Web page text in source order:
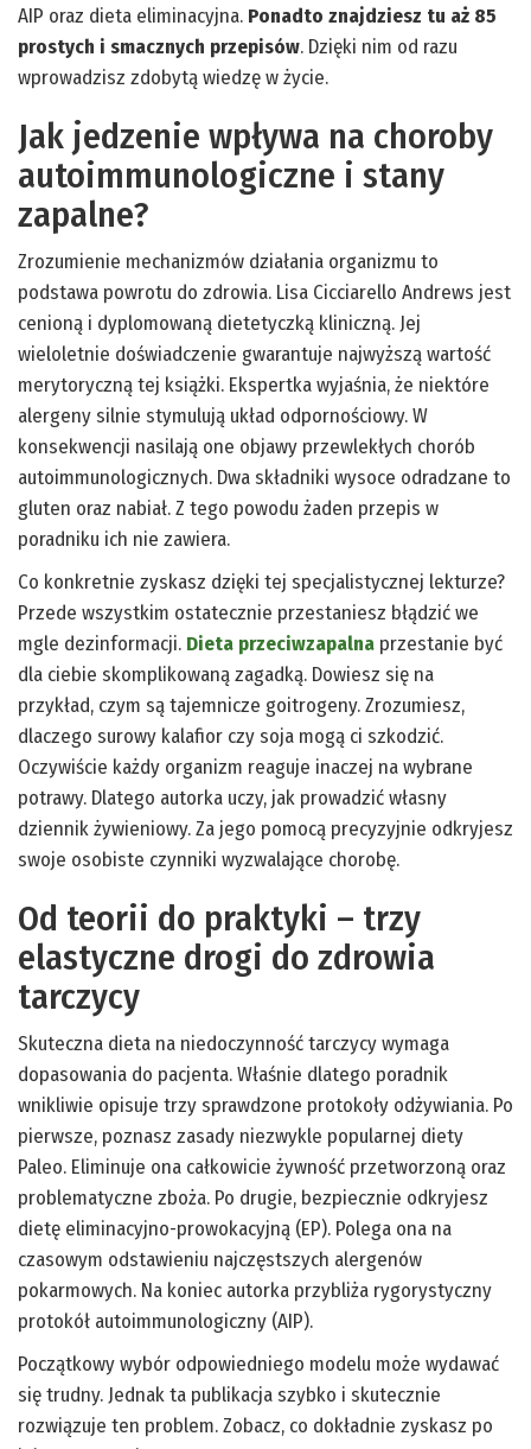
AIP oraz dieta eliminacyjna. Ponadto znajdziesz tu aż 85
prostych i smacznych przepisów. Dzięki nim od razu
wprowadzisz zdobytą wiedzę w życie.
Jak jedzenie wpływa na choroby
autoimmunologiczne i stany
zapalne?
Zrozumienie mechanizmów działania organizmu to
podstawa powrotu do zdrowia. Lisa Cicciarello Andrews jest
cenioną i dyplomowaną dietetyczką kliniczną. Jej
wieloletnie doświadczenie gwarantuje najwyższą wartość
merytoryczną tej książki. Ekspertka wyjaśnia, że niektóre
alergeny silnie stymulują układ odpornościowy. W
konsekwencji nasilają one objawy przewlekłych chorób
autoimmunologicznych. Dwa składniki wysoce odradzane to
gluten oraz nabiał. Z tego powodu żaden przepis w
poradniku ich nie zawiera.
Co konkretnie zyskasz dzięki tej specjalistycznej lekturze?
Przede wszystkim ostatecznie przestaniesz błądzić we
mgle dezinformacji. Dieta przeciwzapalna przestanie być
dla ciebie skomplikowaną zagadką. Dowiesz się na
przykład, czym są tajemnicze goitrogeny. Zrozumiesz,
dlaczego surowy kalafior czy soja mogą ci szkodzić.
Oczywiście każdy organizm reaguje inaczej na wybrane
potrawy. Dlatego autorka uczy, jak prowadzić własny
dziennik żywieniowy. Za jego pomocą precyzyjnie odkryjesz
swoje osobiste czynniki wyzwalające chorobę.
Od teorii do praktyki – trzy
elastyczne drogi do zdrowia
tarczycy
Skuteczna dieta na niedoczynność tarczycy wymaga
dopasowania do pacjenta. Właśnie dlatego poradnik
wnikliwie opisuje trzy sprawdzone protokoły odżywiania. Po
pierwsze, poznasz zasady niezwykle popularnej diety
Paleo. Eliminuje ona całkowicie żywność przetworzoną oraz
problematyczne zboża. Po drugie, bezpiecznie odkryjesz
dietę eliminacyjno-prowokacyjną (EP). Polega ona na
czasowym odstawieniu najczęstszych alergenów
pokarmowych. Na koniec autorka przybliża rygorystyczny
protokół autoimmunologiczny (AIP).
Początkowy wybór odpowiedniego modelu może wydawać
się trudny. Jednak ta publikacja szybko i skutecznie
rozwiązuje ten problem. Zobacz, co dokładnie zyskasz po